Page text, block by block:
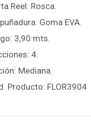
Reel: Rosca.
Goma EVA.
3,90 mts.
4.
Mediana.
Producto: FLOR3904